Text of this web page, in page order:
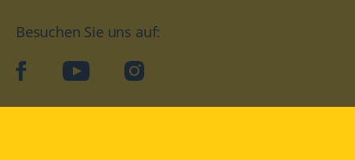
Besuchen Sie uns auf:
facebookYouTube Instagram